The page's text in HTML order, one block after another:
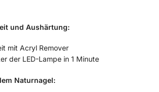
und Aushärtung:
mit Acryl Remover
der LED-Lampe in 1 Minute
Naturnagel: